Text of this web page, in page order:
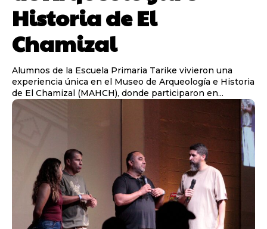
Historia de El
Chamizal
Alumnos de la Escuela Primaria Tarike vivieron una
experiencia única en el Museo de Arqueología e Historia
de El Chamizal (MAHCH), donde participaron en...